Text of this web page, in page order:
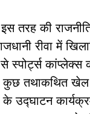
इस तरह की
रीवा में
स्पोर्ट्स कांप्लेक्स
कुछ तथाकथित खेल
उद्घाटन